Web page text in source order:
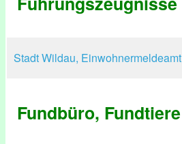
Stadt Wildau, Einwohnermeldeamt
Fundbüro, Fundtiere